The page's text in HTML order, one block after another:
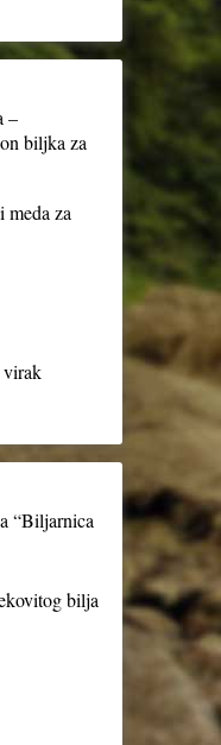
–
biljka za
za
“Biljarnica
bilja